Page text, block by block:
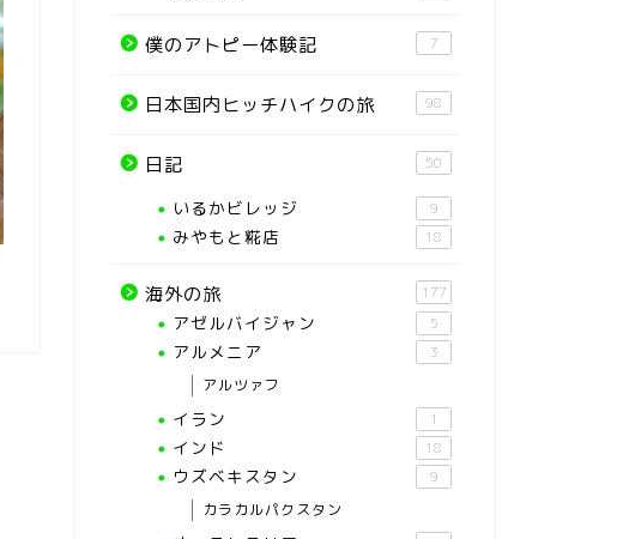
僕のアトピー体験記 7
日本国内ヒッチハイクの旅 98
日記 50
いるかビレッジ 9
みやもと糀店 18
海外の旅 177
アゼルバイジャン 5
アルメニア 3
アルツァフ
イラン 1
インド 18
ウズベキスタン 9
カラカルパクスタン